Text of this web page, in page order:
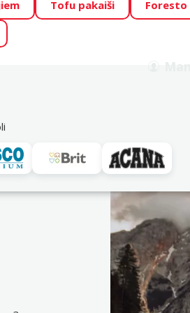
mīluļu TOP barībām! 🍖 →
Tavs mīlulis būs 2027. gada
Tofu pakaiši
Foresto
Ontario
jau tagad! Bezmaksas piegāde no